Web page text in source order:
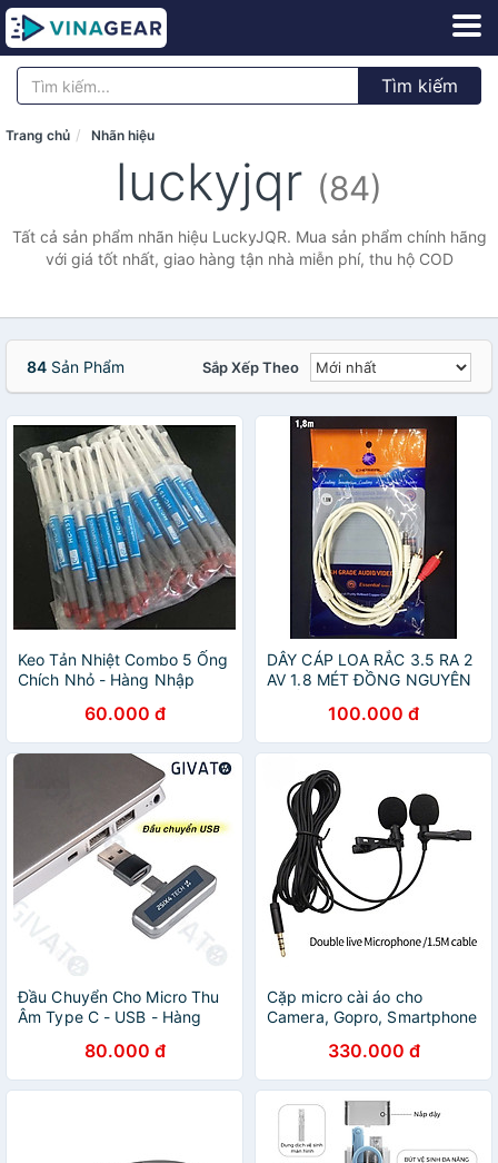
Tìm kiếm
Trang chủ Nhãn hiệu
luckyjqr (84)
Tất cả sản phẩm nhãn hiệu LuckyJQR. Mua sản phẩm chính hãng
với giá tốt nhất, giao hàng tận nhà miễn phí, thu hộ COD
84 Sản Phẩm Sắp Xếp Theo
Keo Tản Nhiệt Combo 5 Ống
Chích Nhỏ - Hàng Nhập
60.000 đ
DÂY CÁP LOA RẮC 3.5 RA 2
AV 1.8 MÉT ĐỒNG NGUYÊN
100.000 đ
Đầu Chuyển Cho Micro Thu
Âm Type C - USB - Hàng
80.000 đ
Cặp micro cài áo cho
Camera, Gopro, Smartphone
dùng cho điện thoại, laptop,
máy tính bảng - Hàng Nhập
Khẩu
330.000 đ